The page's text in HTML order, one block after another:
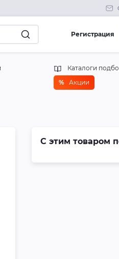
Регистрация
Каталоги
% Акции
С этим товаром